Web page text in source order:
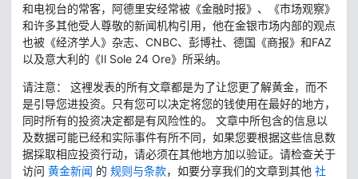
和电视台的常客，阿德里安经常被《金融时报》、《市场观察》
和许多其他受人尊敬的新闻机构引用，他在金银市场内部的观点
也被《经济学人》杂志、CNBC、彭博社、德国《商报》和FAZ
以及意大利的《Il Sole 24 Ore》所采纳。
请注意： 这裡发表的所有文章都是为了让您更了解黄金，而不
是引导您进投资。只有您可以决定将您的钱使用在最好的地方，
同时所有的投资决定都是有风险性的。 文章中所包含的信息以
及数据可能已经和实际事件有所不同，如果您要根据这些信息数
据採取相应投资行动，请必须在其他地方加以验证。请检查关于
访问 黄金新闻 的 规则与条款，如要分享我们的文章到其他 社